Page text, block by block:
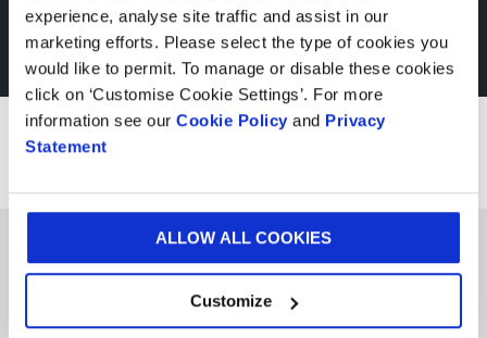
experience, analyse site traffic and assist in our
marketing efforts. Please select the type of cookies you
would like to permit. To manage or disable these cookies
click on ‘Customise Cookie Settings’. For more
information see our Cookie Policy and Privacy
Statement
ALLOW ALL COOKIES
Customize
Wie Verpackungen die
Supply Chain Effizienz
maximieren